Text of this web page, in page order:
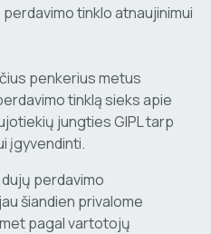
tinklo atnaujinimui
penkerius metus
tinklą sieks apie
jungties GIPL tarp
įgyvendinti.
perdavimo
šiandien privalome
pagal vartotojų